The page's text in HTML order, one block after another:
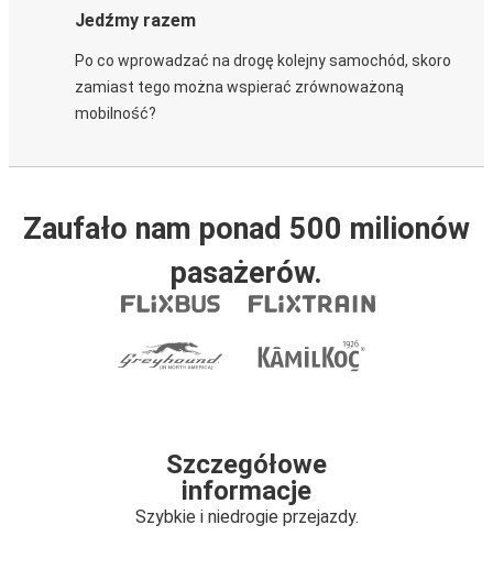
Jedźmy razem
Po co wprowadzać na drogę kolejny samochód, skoro
zamiast tego można wspierać zrównoważoną
mobilność?
Zaufało nam ponad 500 milionów
pasażerów.
Szczegółowe
informacje
Szybkie i niedrogie przejazdy.